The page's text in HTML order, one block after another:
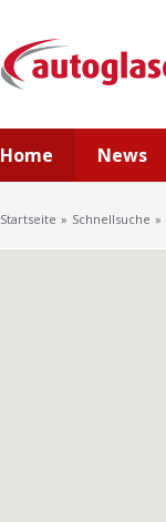
Home News
Startseite Schnellsuche